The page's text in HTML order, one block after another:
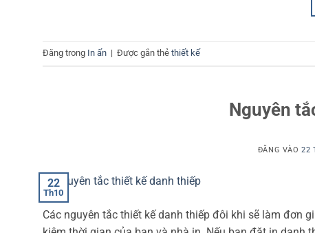
Đăng trong In ấn | Được gắn thẻ thiết kế
Nguyên
ĐĂNG VÀO 22
22
Th10
Các nguyên tắc thiết kế danh thiếp đôi khi sẽ làm đơn